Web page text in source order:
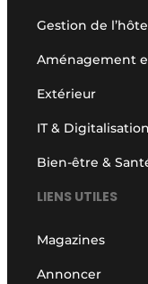
Gestion de
Aménagement
Extérieur
IT & Digitalisation
Bien-être &
LIENS UTILES
Magazines
Annoncer